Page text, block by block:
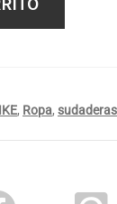
, Ropa, sudaderas